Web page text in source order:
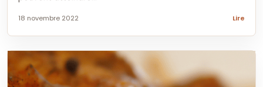
18 novembre 2022 Lire